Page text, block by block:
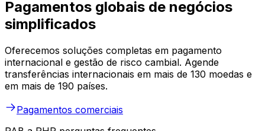
Pagamentos globais de negócios
simplificados
Oferecemos soluções completas em pagamento
internacional e gestão de risco cambial. Agende
transferências internacionais em mais de 130 moedas e
em mais de 190 países.
Pagamentos comerciais